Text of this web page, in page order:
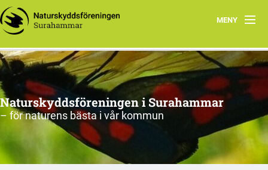
MENY
Hem
Om oss
Aktiviteter
Arkiv
Naturskyddsföreningen i Surahammar
– för naturens bästa i vår kommun